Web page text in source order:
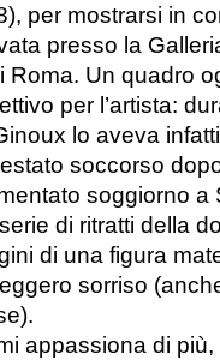
per mostrarsi in
presso la
Un quadro
per l’artista:
lo aveva
soccorso
soggiorno a
di ritratti della
di una figura
sorriso
appassiona di